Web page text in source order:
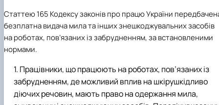
Статтею 165 Кодексу законів про працю України
безплатна видача мила та інших знешкоджувальних засобів
на роботах, пов’язаних із забрудненням, за встановленими
нормами.
Працівники, що працюють на роботах, пов’язаних із
забрудненням, де можливий вплив на шкірушкідливо
діючих речовин, мають право на одержання мила,